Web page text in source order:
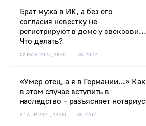
Брат мужа в ИК, а без его
согласия невестку не
регистрируют в доме у свекрови...
Что делать?
02 МАЯ 2025, 16:01 2022
«Умер отец, а я в Германии...» Как
в этом случае вступить в
наследство – разъясняет нотариус
27 АПР 2025, 14:00 2207